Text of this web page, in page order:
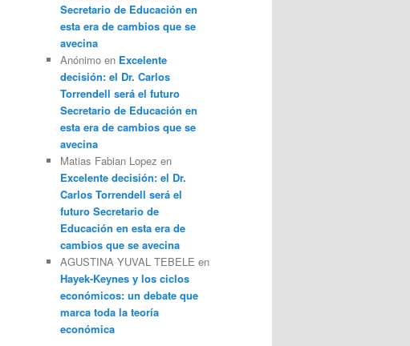
Secretario de Educación en
esta era de cambios que se
avecina
Anónimo en Excelente
decisión: el Dr. Carlos
Torrendell será el futuro
Secretario de Educación en
esta era de cambios que se
avecina
Matias Fabian Lopez en
Excelente decisión: el Dr.
Carlos Torrendell será el
futuro Secretario de
Educación en esta era de
cambios que se avecina
AGUSTINA YUVAL TEBELE en
Hayek-Keynes y los ciclos
económicos: un debate que
marca toda la teoría
económica